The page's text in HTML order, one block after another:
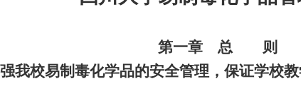
第一章 总 则
我校易制毒化学品的安全管理，保证学校